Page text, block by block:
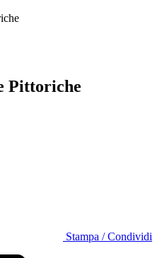
Pittoriche
Stampa / Condividi